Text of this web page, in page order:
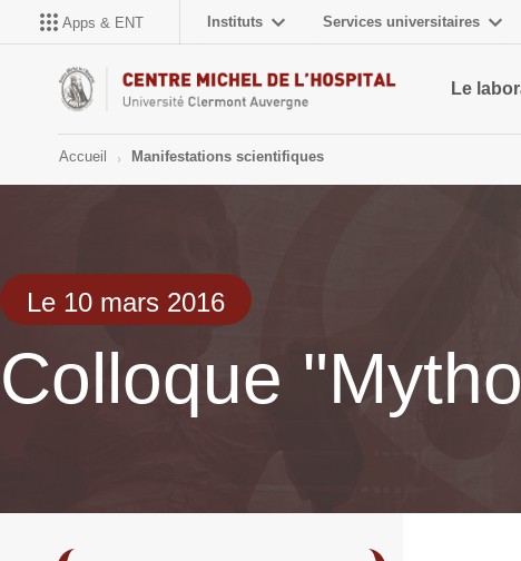
Apps & ENT Instituts Services universitaires
Le
Accueil Manifestations scientifiques
Le 10 mars 2016
Colloque